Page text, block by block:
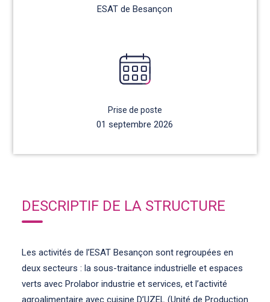
ESAT de Besançon
Prise de poste
01 septembre 2026
DESCRIPTIF DE LA STRUCTURE
Les activités de l’ESAT Besançon sont regroupées en
deux secteurs : la sous-traitance industrielle et espaces
verts avec Prolabor industrie et services, et l’activité
agroalimentaire avec cuisine D’UZEL (Unité de Production